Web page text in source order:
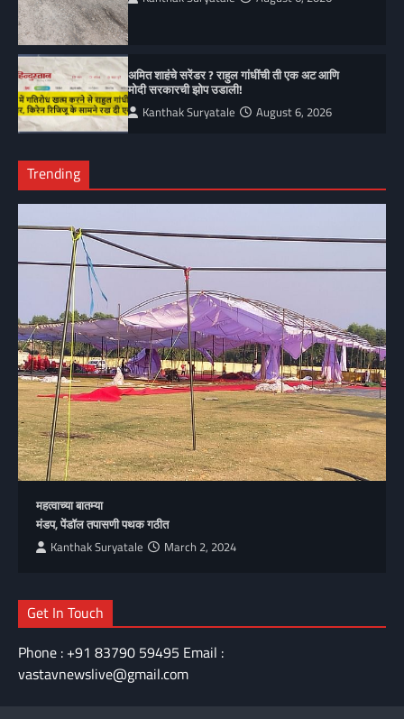
अमित शाहंचे सरेंडर ? राहुल गांधींची ती एक अट आणि
मोदी सरकारची झोप उडाली!
Kanthak Suryatale August 6, 2026
Trending
महत्वाच्या बातम्या
मंडप, पेंडॉल तपासणी पथक गठीत
Kanthak Suryatale March 2, 2024
Get In Touch
Phone : +91 83790 59495 Email :
vastavnewslive@gmail.com